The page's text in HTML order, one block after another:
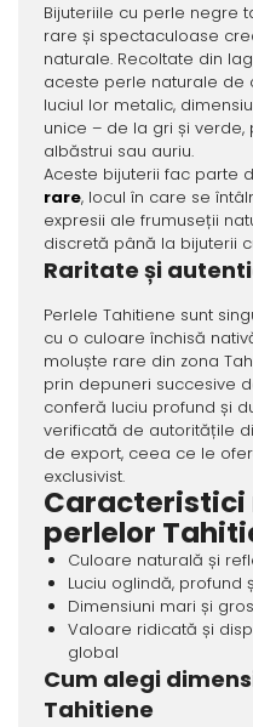
Bijuteriile cu perle negre
rare și spectaculoase
naturale. Recoltate din
aceste perle naturale de
luciul lor metalic,
unice – de la gri și
albăstrui sau auriu.
Aceste bijuterii fac parte
rare, locul în care se
expresii ale frumuseții
discretă până la bijuterii
Raritate și
Perlele Tahitiene sunt
cu o culoare închisă
moluște rare din zona
prin depuneri succesive
conferă luciu profund și
verificată de autoritățile
de export, ceea ce le
exclusivist.
Caracteristici
perlelor
Culoare naturală și
Luciu oglindă, profund
Dimensiuni mari și
Valoare ridicată și
global
Cum alegi
Tahitiene